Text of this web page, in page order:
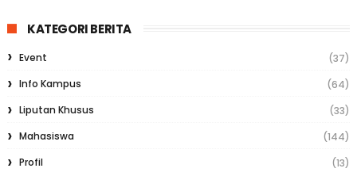
KATEGORI BERITA
Event
(37)
Info Kampus
(64)
Liputan Khusus
(33)
Mahasiswa
(144)
Profil
(13)